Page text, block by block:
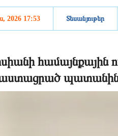
2026 17:53 Տեսանյութեր
համայնքային